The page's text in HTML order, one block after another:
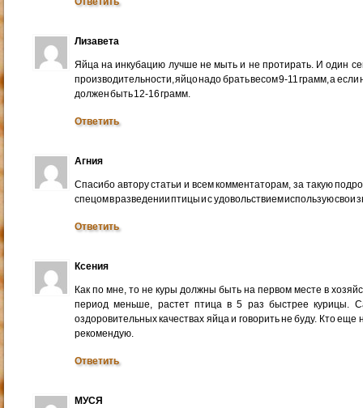
Лизавета
Яйца на инкубацию лучше не мыть и не протирать. И один
производительности, яйцо надо брать весом 9-11 грамм, а если
должен быть 12-16 грамм.
Ответить
Агния
Спасибо автору статьи и всем комментаторам, за такую
спецом в разведении птицы и с удовольствием использую свои
Ответить
Ксения
Как по мне, то не куры должны быть на первом месте в
период меньше, растет птица в 5 раз быстрее курицы.
оздоровительных качествах яйца и говорить не буду. Кто
рекомендую.
Ответить
МУСЯ